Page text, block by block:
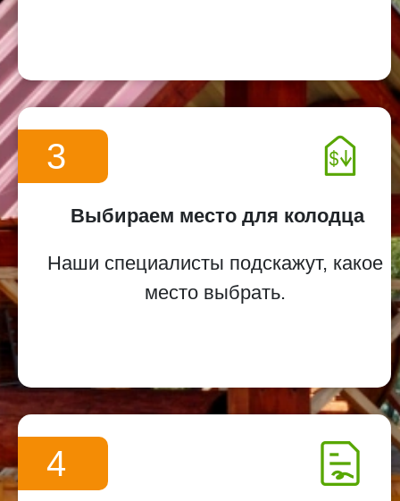
3
Выбираем место для колодца
Наши специалисты подскажут, какое
место выбрать.
4